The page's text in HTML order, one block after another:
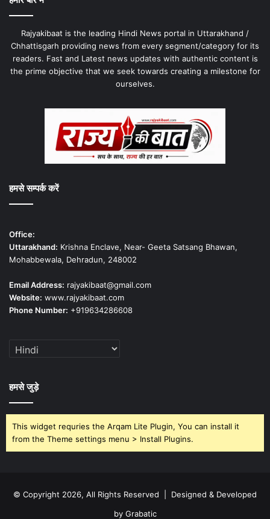
Rajyakibaat is the leading Hindi News portal in Uttarakhand /
Chhattisgarh providing news from every segment/category for its
readers. Fast and Latest news updates with authentic content is
the prime objective that we seek towards creating a milestone for
ourselves.
हमसे सम्पर्क करें
Office:
Uttarakhand: Krishna Enclave, Near- Geeta Satsang Bhawan,
Mohabbewala, Dehradun, 248002
Email Address: rajyakibaat@gmail.com
Website: www.rajyakibaat.com
Phone Number: +919634286608
हमसे जुड़े
This widget requries the Arqam Lite Plugin, You can install it
from the Theme settings menu > Install Plugins.
© Copyright 2026, All Rights Reserved | Designed & Developed
by Grabatic